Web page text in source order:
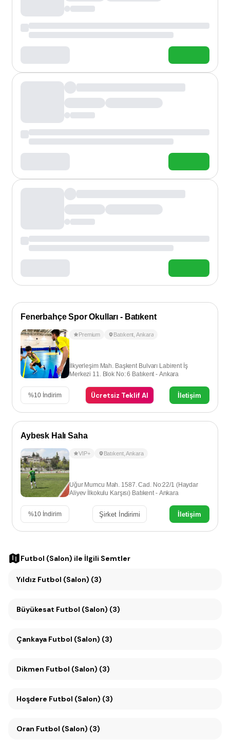
Fenerbahçe Spor Okulları - Batıkent
Premium Batıkent ,Ankara
İlkyerleşim Mah. Başkent Bulvarı Labirent İş
Merkezi 11. Blok No: 6 Batıkent - Ankara
%10 İndirim Ücretsiz Teklif Al İletişim
Aybesk Halı Saha
VIP+ Batıkent,Ankara
Uğur Mumcu Mah. 1587. Cad. No:22/1 (Haydar
Aliyev İlkokulu Karşısı) Batıkent - Ankara
%10 İndirim Şirket İndirimi İletişim
Futbol (Salon) ile İlgili Semtler
Yıldız Futbol (Salon) (3)
Büyükesat Futbol (Salon) (3)
Çankaya Futbol (Salon) (3)
Dikmen Futbol (Salon) (3)
Hoşdere Futbol (Salon) (3)
Oran Futbol (Salon) (3)